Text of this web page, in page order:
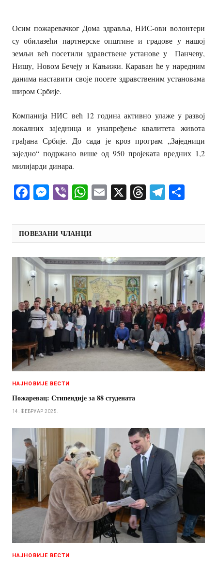
Осим пожаревачког Дома здравља, НИС-ови волонтери
су обилазећи партнерске општине и градове у нашој
земљи већ посетили здравствене установе у Панчеву,
Нишу, Новом Бечеју и Кањижи. Караван ће у наредним
данима наставити своје посете здравственим установама
широм Србије.
Компанија НИС већ 12 година активно улаже у развој
локалних заједница и унапређење квалитета живота
грађана Србије. До сада је кроз програм „Заједници
заједно“ подржано више од 950 пројеката вредних 1,2
милијарди динара.
Facebook
Messenger
ViberWhatsApp
Email
X Threads
ПОВЕЗАНИ ЧЛАНЦИ
НАЈНОВИЈЕ ВЕСТИ
Пожаревац: Стипендије за 88 студената
14. ФЕБРУАР 2025.
НАЈНОВИЈЕ ВЕСТИ